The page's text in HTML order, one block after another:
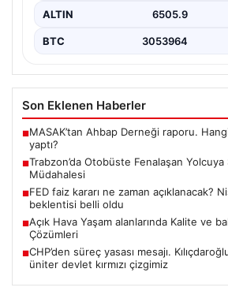
ALTIN 6505.9
BTC 3053964
Son Eklenen Haberler
■MASAK’tan Ahbap Derneği raporu.
yaptı?
■Trabzon’da Otobüste Fenalaşan Yolcuya
Müdahalesi
■FED faiz kararı ne zaman açıklanacak?
beklentisi belli oldu
■Açık Hava Yaşam alanlarında Kalite ve
Çözümleri
■CHP’den süreç yasası mesajı.
üniter devlet kırmızı çizgimiz